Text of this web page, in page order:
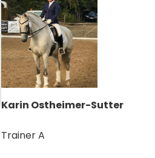
Karin Ostheimer-Sutter
Trainer A